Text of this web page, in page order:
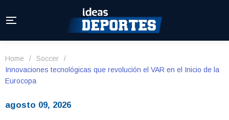
Home / Soccer
/
Innovaciones tecnológicas que revolución el VAR en el Inicio de la
Eurocopa
agosto 09, 2026